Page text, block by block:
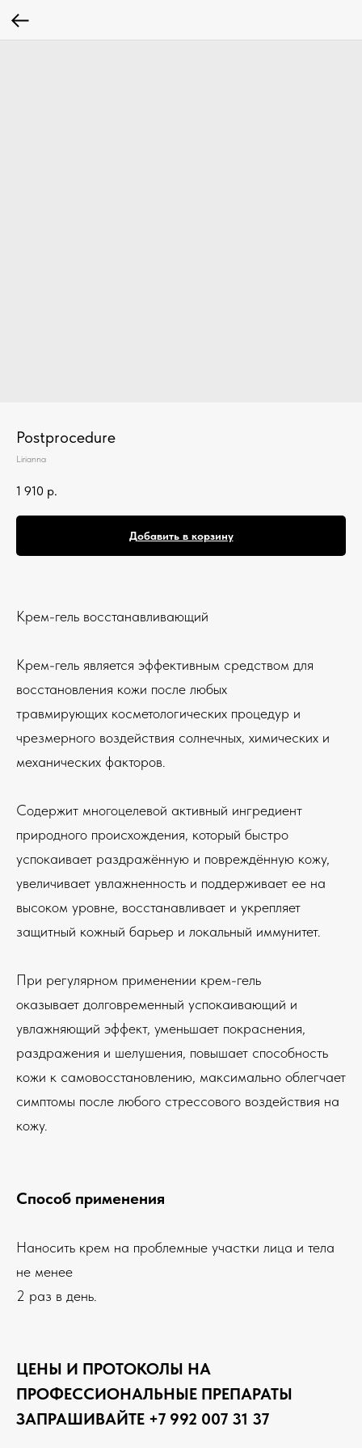
Postprocedure
Lirianna
1 910 р.
Добавить в корзину
Крем-гель восстанавливающий
Крем-гель является эффективным средством для
восстановления кожи после любых
травмирующих косметологических процедур и
чрезмерного воздействия солнечных, химических и
механических факторов.
Содержит многоцелевой активный ингредиент
природного происхождения, который быстро
успокаивает раздражённую и повреждённую кожу,
увеличивает увлажненность и поддерживает ее на
высоком уровне, восстанавливает и укрепляет
защитный кожный барьер и локальный иммунитет.
При регулярном применении крем-гель
оказывает долговременный успокаивающий и
увлажняющий эффект, уменьшает покраснения,
раздражения и шелушения, повышает способность
кожи к самовосстановлению, максимально облегчает
симптомы после любого стрессового воздействия на
кожу.
Способ применения
Наносить крем на проблемные участки лица и тела
не менее
2 раз в день.
ЦЕНЫ И ПРОТОКОЛЫ НА
ПРОФЕССИОНАЛЬНЫЕ ПРЕПАРАТЫ
ЗАПРАШИВАЙТЕ +7 992 007 31 37